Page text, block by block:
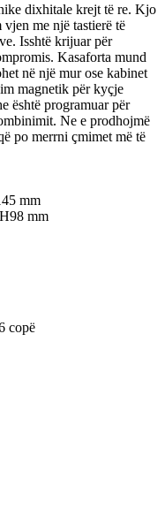
dixhitale krejt të re. Kjo
me një tastierë të
Isshtë krijuar për
Kasaforta mund
në një mur ose kabinet
magnetik për kyçje
është programuar për
Ne e prodhojmë
po merrni çmimet më të
mm
mm
copë